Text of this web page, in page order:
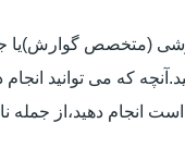
(متخصص گوارش)یا
که می توانید انجام
انجام دهید،از جمله